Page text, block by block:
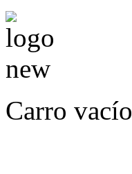
Carro vacío